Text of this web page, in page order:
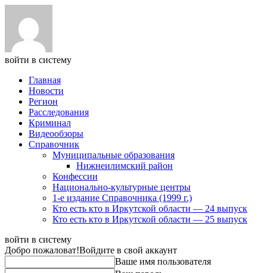
войти в систему
Главная
Новости
Регион
Расследования
Криминал
Видеообзоры
Справочник
Муниципальные образования
Нижнеилимский район
Конфессии
Национально-культурные центры
1-е издание Справочника (1999 г.)
Кто есть кто в Иркутской области — 24 выпуск
Кто есть кто в Иркутской области — 25 выпуск
войти в систему
Добро пожаловат!Войдите в свой аккаунт
Ваше имя пользователя